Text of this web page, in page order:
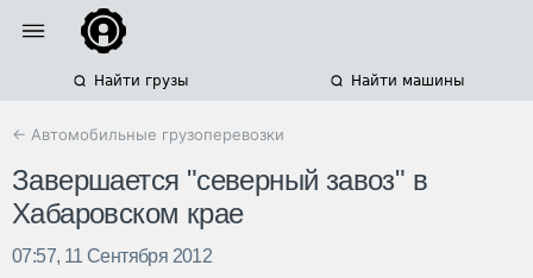
Найти грузы Найти машины
← Автомобильные грузоперевозки
Завершается "северный завоз" в
Хабаровском крае
07:57, 11 Сентября 2012